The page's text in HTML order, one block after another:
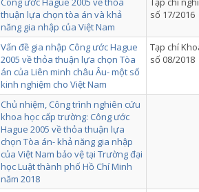
thuận lựa chọn tòa án và khả
năng gia nhập của Việt Nam
số 17/2016
Vấn đề gia nhập Công ước Hague
2005 về thỏa thuận lựa chọn Tòa
án của Liên minh châu Âu- một số
kinh nghiệm cho Việt Nam
Tạp chí
số 08/2018
Chủ nhiệm, Công trình nghiên cứu
khoa học cấp trường: Công ước
Hague 2005 về thỏa thuận lựa
chọn Tòa án- khả năng gia nhập
của Việt Nam bảo vệ tại Trường đại
học Luật thành phố Hồ Chí Minh
năm 2018